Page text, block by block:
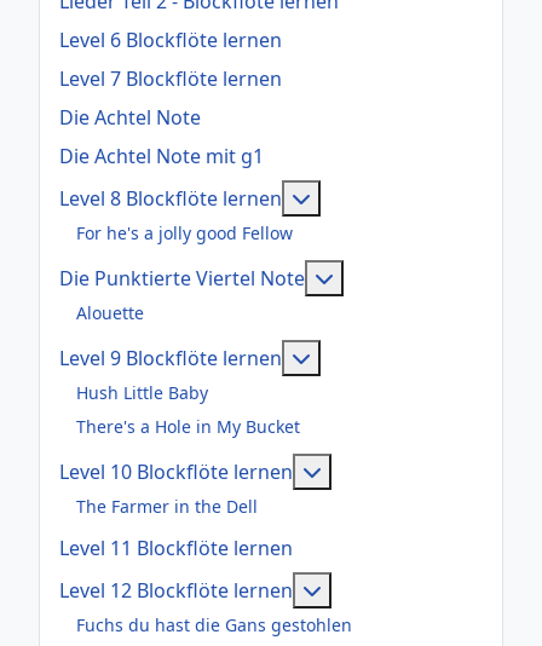
Level 6 Blockflöte lernen
Level 7 Blockflöte lernen
Die Achtel Note
Die Achtel Note mit g1
Level 8 Blockflöte lernen
For he's a jolly good Fellow
Die Punktierte Viertel Note
Alouette
Level 9 Blockflöte lernen
Hush Little Baby
There's a Hole in My Bucket
Level 10 Blockflöte lernen
The Farmer in the Dell
Level 11 Blockflöte lernen
Level 12 Blockflöte lernen
Fuchs du hast die Gans gestohlen